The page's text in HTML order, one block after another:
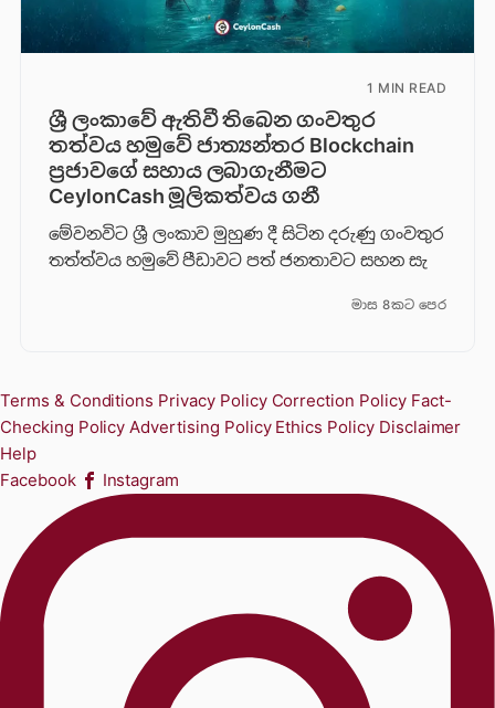
1 MIN READ
ශ්‍රී ලංකාවේ ඇතිවී තිබෙන ගංවතුර
තත්වය හමුවේ ජාත්‍යන්තර Blockchain
ප්‍රජාවගේ සහාය ලබාගැනීමට
CeylonCash මූලිකත්වය ග​නී
මේවනවිට ශ්‍රී ලංකාව මුහුණ දී සිටින දරුණු ගංවතුර
තත්ත්වය හමුවේ පීඩාවට පත් ජනතාවට සහන සැ
මාස 8කට පෙර
Terms & Conditions Privacy Policy Correction Policy Fact-
Checking Policy Advertising Policy Ethics Policy Disclaimer
Help
Facebook
Instagram